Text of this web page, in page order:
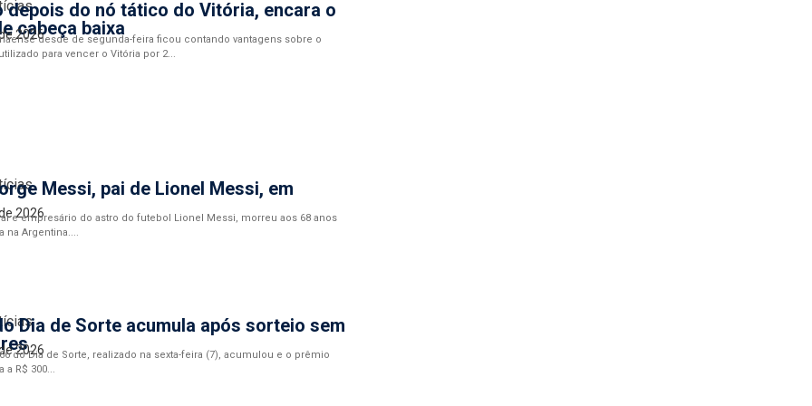
depois do nó tático do Vitória, encara o
cabeça baixa
2026desde de segunda-feira ficou contando vantagens sobre o
para vencer o Vitória por 2...
Messi, pai de Lionel Messi, em
2026
e empresário do astro do futebol Lionel Messi, morreu aos 68 anos
na Argentina....
Dia de Sorte acumula após sorteio sem
2026
do Dia de Sorte, realizado na sexta-feira (7), acumulou e o prêmio
a R$ 300...